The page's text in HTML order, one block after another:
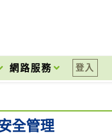
網路服務 登入
全管理